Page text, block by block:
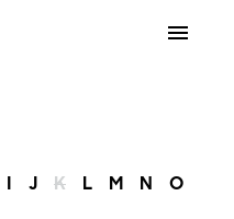
I J K L M N O